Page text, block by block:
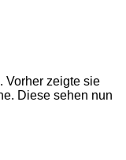
Vorher zeigte sie
Diese sehen nun